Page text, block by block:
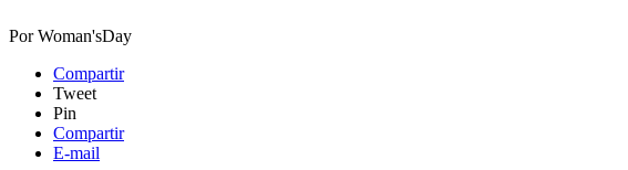
PorWoman'sDay
Compartir
Tweet
Pin
Compartir
E-mail